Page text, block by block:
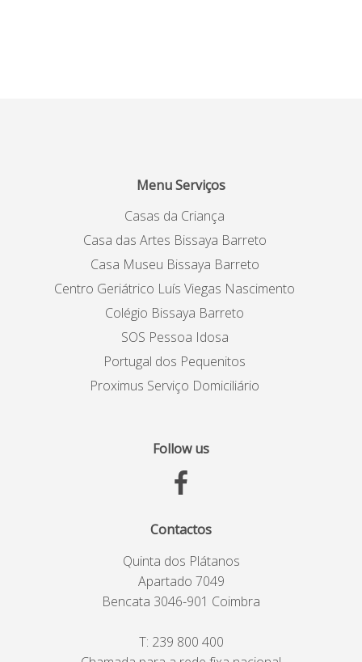
Menu Serviços
Casas da Criança
Casa das Artes Bissaya Barreto
Casa Museu Bissaya Barreto
Centro Geriátrico Luís Viegas Nascimento
Colégio Bissaya Barreto
SOS Pessoa Idosa
Portugal dos Pequenitos
Proximus Serviço Domiciliário
Follow us
Contactos
Quinta dos Plátanos
Apartado 7049
Bencata 3046-901 Coimbra
T: 239 800 400